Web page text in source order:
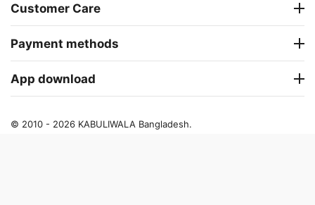
Customer Care
Payment methods
App download
© 2010 - 2026 KABULIWALA Bangladesh.